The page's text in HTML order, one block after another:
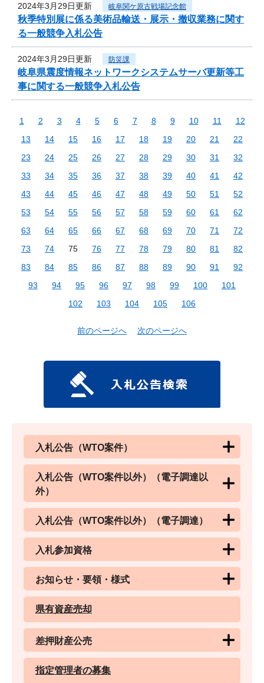
2024年3月29日更新 岐阜関ケ原古戦場記念館
秋季特別展に係る美術品輸送・展示・撤収業務に関す
る一般競争入札公告
2024年3月29日更新 防災課
岐阜県震度情報ネットワークシステムサーバ更新等工
事に関する一般競争入札公告
1 2 3 4 5 6 7 8 9 10 11
12
13
14 15 16 17 18 19 20 21
22
23
24 25 26 27 28 29 30 31
32
33
34 35 36 37 38 39 40 41
42
43
44 45 46 47 48 49 50 51
52
53
54 55 56 57 58 59 60 61
62
63
64 65 66 67 68 69 70 71
72
73
74 75 76 77 78 79 80 81
82
83
84 85 86 87 88 89 90 91
92
93
94 95 96 97 98 99 100
101
102
103 104 105 106
前のページへ 次のページへ
入札公告（WTO案件）
入札公告（WTO案件以外）（電子調達以
外）
入札公告（WTO案件以外）（電子調達）
入札参加資格
お知らせ・要領・様式
県有資産売却
差押財産公売
指定管理者の募集